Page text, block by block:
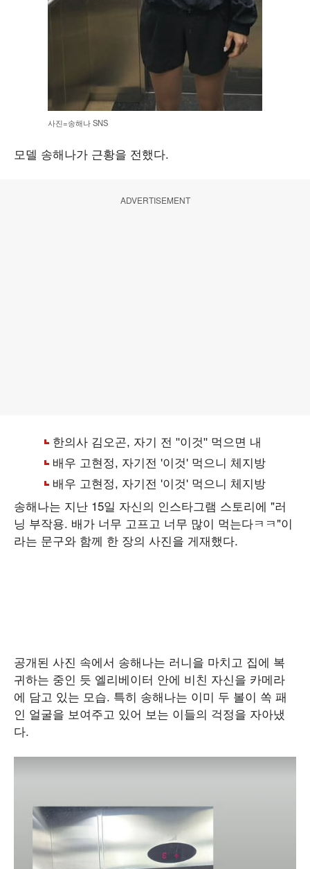
사진=송해나 SNS
모델 송해나가 근황을 전했다.
ADVERTISEMENT
송해나는 지난 15일 자신의 인스타그램 스토리에 "러
닝 부작용. 배가 너무 고프고 너무 많이 먹는다ㅋㅋ"이
라는 문구와 함께 한 장의 사진을 게재했다.
공개된 사진 속에서 송해나는 러니을 마치고 집에 복
귀하는 중인 듯 엘리베이터 안에 비친 자신을 카메라
에 담고 있는 모습. 특히 송해나는 이미 두 볼이 쏙 패
인 얼굴을 보여주고 있어 보는 이들의 걱정을 자아냈
다.